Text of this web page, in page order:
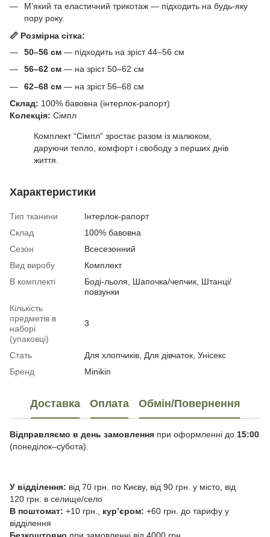
М’який та еластичний трикотаж — підходить на будь-яку
пору року.
📏 Розмірна сітка:
50–56 см — підходить на зріст 44–56 см
56–62 см — на зріст 50–62 см
62–68 см — на зріст 56–68 см
Склад: 100% бавовна (інтерлок-рапорт)
Колекція: Сімпл
Комплект “Сімпл” зростає разом із малюком,
даруючи тепло, комфорт і свободу з перших днів
життя.
Характеристики
Тип тканини
Інтерлок-рапорт
Склад
100% бавовна
Сезон
Всесезонний
Вид виробу
Комплект
В комплекті
Боді-льоля, Шапочка/чепчик, Штанці/
повзунки
Кількість
предметів в
наборі
(упаковці)
3
Стать
Для хлопчиків, Для дівчаток, Унісекс
Бренд
Minikin
Доставка Оплата Обмін/Повернення
Відправляємо в день замовлення при оформленні до 15:00
(понеділок–субота).
У відділення: від 70 грн. по Києву, від 90 грн. у місто, від
120 грн. в селище/село
В поштомат: +10 грн., курʼєром: +60 грн. до тарифу у
відділення